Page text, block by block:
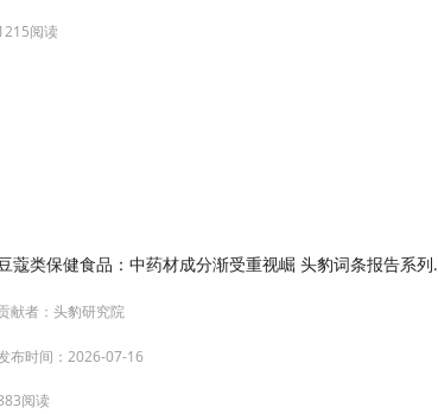
阅读
蔻类保健食品：中药材成分渐受重视崛 头豹词条报告系
献者：头豹研究院
布时间：2026-07-16
阅读